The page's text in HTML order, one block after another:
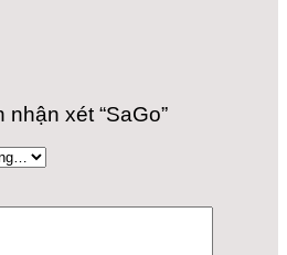
xét “SaGo”